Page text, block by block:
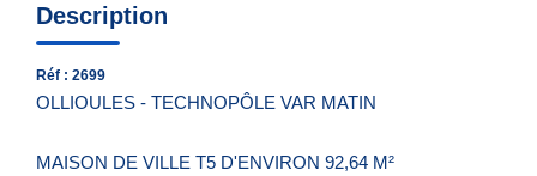
Description
Réf : 2699
OLLIOULES - TECHNOPÔLE VAR MATIN
MAISON DE VILLE T5 D'ENVIRON 92,64 M²